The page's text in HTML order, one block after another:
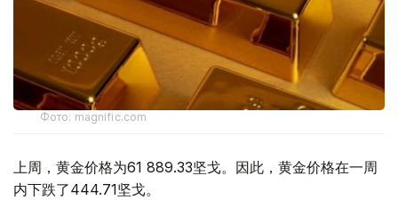
Фото: magnific.com
上周，黄金价格为61 889.33坚戈。因此，黄金价格在一周
内下跌了444.71坚戈。